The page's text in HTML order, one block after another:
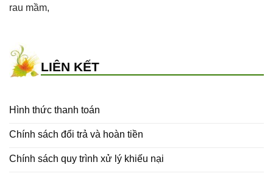
rau mầm,
LIÊN KẾT
Hình thức thanh toán
Chính sách đổi trả và hoàn tiền
Chính sách quy trình xử lý khiếu nại